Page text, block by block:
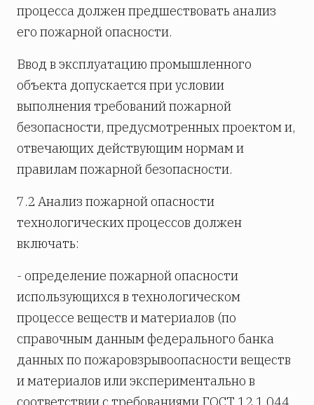
процесса должен предшествовать анализ
его пожарной опасности.
Ввод в эксплуатацию промышленного
объекта допускается при условии
выполнения требований пожарной
безопасности, предусмотренных проектом и,
отвечающих действующим нормам и
правилам пожарной безопасности.
7.2 Анализ пожарной опасности
технологических процессов должен
включать:
- определение пожарной опасности
использующихся в технологическом
процессе веществ и материалов (по
справочным данным федерального банка
данных по пожаровзрывоопасности веществ
и материалов или экспериментально в
соответствии с требованиями ГОСТ 12.1.044